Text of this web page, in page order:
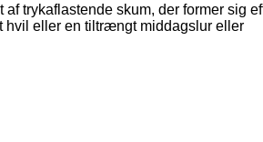
trykaflastende skum, der former sig
hvil eller en tiltrængt middagslur eller